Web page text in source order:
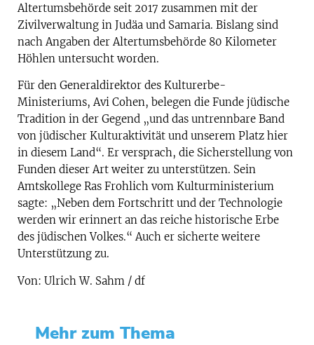
Altertumsbehörde seit 2017 zusammen mit der
Zivilverwaltung in Judäa und Samaria. Bislang sind
nach Angaben der Altertumsbehörde 80 Kilometer
Höhlen untersucht worden.
Für den Generaldirektor des Kulturerbe-
Ministeriums, Avi Cohen, belegen die Funde jüdische
Tradition in der Gegend „und das untrennbare Band
von jüdischer Kulturaktivität und unserem Platz hier
in diesem Land“. Er versprach, die Sicherstellung von
Funden dieser Art weiter zu unterstützen. Sein
Amtskollege Ras Frohlich vom Kulturministerium
sagte: „Neben dem Fortschritt und der Technologie
werden wir erinnert an das reiche historische Erbe
des jüdischen Volkes.“ Auch er sicherte weitere
Unterstützung zu.
Von: Ulrich W. Sahm / df
Mehr zum Thema